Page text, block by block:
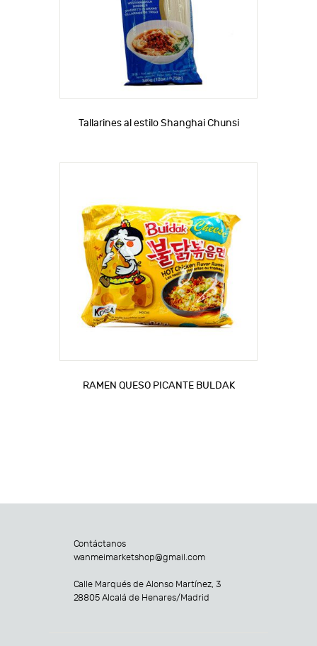
Tallarines al estilo Shanghai Chunsi
RAMEN QUESO PICANTE BULDAK
Contáctanos
wanmeimarketshop@gmail.com
Calle Marqués de Alonso Martínez, 3
28805 Alcalá de Henares/Madrid